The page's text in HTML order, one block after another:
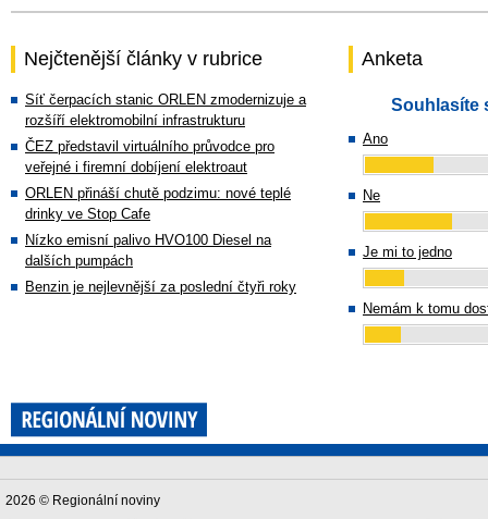
Nejčtenější články v rubrice
Síť čerpacích stanic ORLEN zmodernizuje a
rozšíří elektromobilní infrastrukturu
ČEZ představil virtuálního průvodce pro
veřejné i firemní dobíjení elektroaut
ORLEN přináší chutě podzimu: nové teplé
drinky ve Stop Cafe
Nízko emisní palivo HVO100 Diesel na
dalších pumpách
Benzin je nejlevnější za poslední čtyři roky
Anketa
Souhlasíte
Ano
Ne
Je mi to jedno
Nemám k tomu
2026 © Regionální noviny